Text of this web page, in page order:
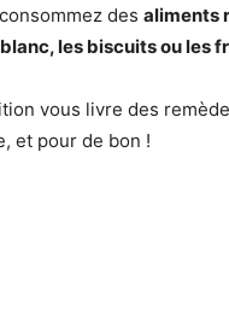
des aliments
les biscuits ou les
vous livre des
et pour de bon !